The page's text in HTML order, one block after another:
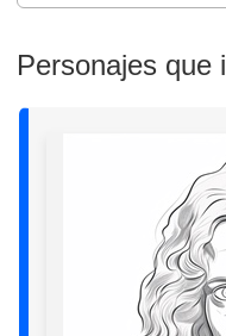
Personajes que